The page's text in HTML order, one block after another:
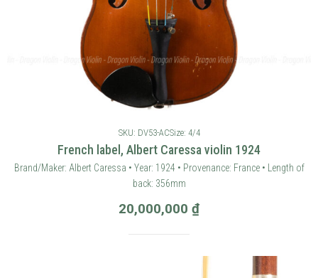
SKU: DV53-ACSize: 4/4
French label, Albert Caressa violin 1924
Brand/Maker: Albert Caressa • Year: 1924 • Provenance: France • Length of
back: 356mm
20,000,000 ₫